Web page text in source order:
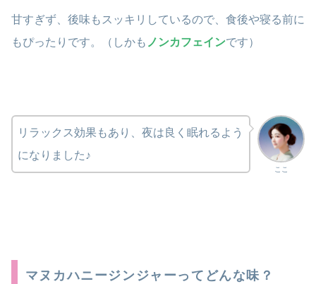
甘すぎず、後味もスッキリしているので、食後や寝る前に
もぴったりです。（しかも ノンカフェインです）
ここ
リラックス効果もあり、夜は良く眠れるよう
になりました♪
マヌカハニージンジャーってどんな味？